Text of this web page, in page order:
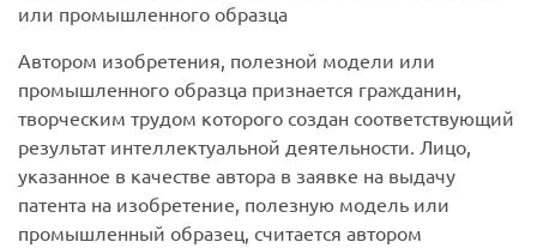
или промышленного образца
Автором изобретения, полезной модели или
промышленного образца признается гражданин,
творческим трудом которого создан соответствующий
результат интеллектуальной деятельности. Лицо,
указанное в качестве автора в заявке на выдачу
патента на изобретение, полезную модель или
промышленный образец, считается автором